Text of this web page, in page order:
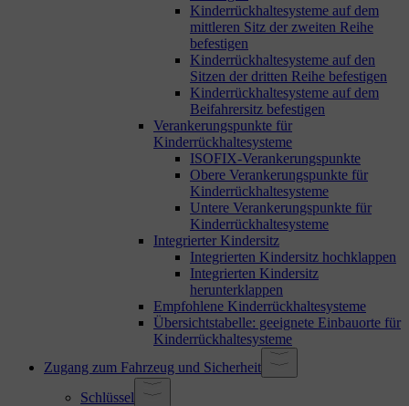
Kinderrückhaltesysteme auf dem
mittleren Sitz der zweiten Reihe
befestigen
Kinderrückhaltesysteme auf den
Sitzen der dritten Reihe befestigen
Kinderrückhaltesysteme auf dem
Beifahrersitz befestigen
Verankerungspunkte für
Kinderrückhaltesysteme
ISOFIX-Verankerungspunkte
Obere Verankerungspunkte für
Kinderrückhaltesysteme
Untere Verankerungspunkte für
Kinderrückhaltesysteme
Integrierter Kindersitz
Integrierten Kindersitz hochklappen
Integrierten Kindersitz
herunterklappen
Empfohlene Kinderrückhaltesysteme
Übersichtstabelle: geeignete Einbauorte für
Kinderrückhaltesysteme
Zugang zum Fahrzeug und Sicherheit
Schlüssel